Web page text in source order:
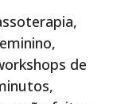
de